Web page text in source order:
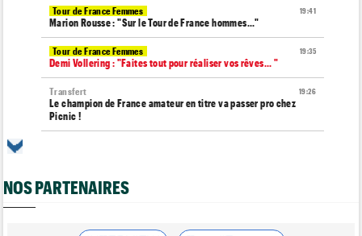
19:41
Tour de France Femmes
Marion Rousse : "Sur le Tour de France hommes..."
19:35
Tour de France Femmes
Demi Vollering : "Faites tout pour réaliser vos rêves... "
19:26
Transfert
Le champion de France amateur en titre va passer pro chez
Picnic !
Transfert
Après Jarno Widar, Lotto-Intermarché prolonge un autre cadre
NOS PARTENAIRES